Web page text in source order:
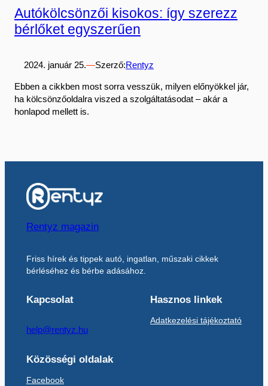
Autókölcsönzői kisokos: így szerezz
bérlőket egyszerűen
2024. január 25.—Szerző:Rentyz
Ebben a cikkben most sorra vesszük, milyen előnyökkel jár,
ha kölcsönzőoldalra viszed a szolgáltatásodat – akár a
honlapod mellett is.
Rentyz magazin
Friss hírek és tippek autó, ingatlan, műszaki cikkek
bérléséhez és bérbe adásához.
Kapcsolat
help@rentyz.hu
Hasznos linkek
Adatkezelési tájékoztató
Közösségi oldalak
Facebook